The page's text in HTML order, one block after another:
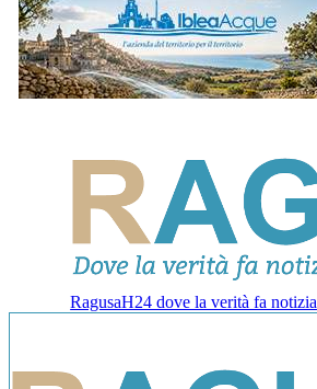
RagusaH24 dove la verità fa notizia